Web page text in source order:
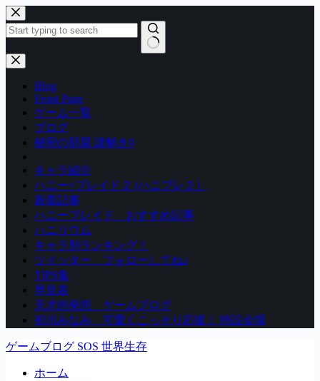
コ
ン
テ
ン
ツ
結
Blog
Front Page
ゲーム一覧
ブログ
秘密の部屋 謎解き0
キャラ紹介
ハニー×ブレイド２ (ハニブレ２）
新着記事
ハニーブレイド おすすめ記事
ハニリウム
キャラ別ランキング！
ツイッター フォローしてね♪
TIPS集
早見表
天才的発想 ゲームブログ
初川みなみ 可愛くこっそり応援！ 特設会場
ゲームブログ SOS 世界生存
ホーム